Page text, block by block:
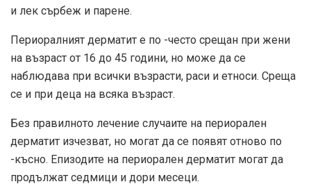
и лек сърбеж и парене.
Периоралният дерматит е по -често срещан при жени
на възраст от 16 до 45 години, но може да се
наблюдава при всички възрасти, раси и етноси. Среща
се и при деца на всяка възраст.
Без правилното лечение случаите на периорален
дерматит изчезват, но могат да се появят отново по
-късно. Епизодите на периорален дерматит могат да
продължат седмици и дори месеци.